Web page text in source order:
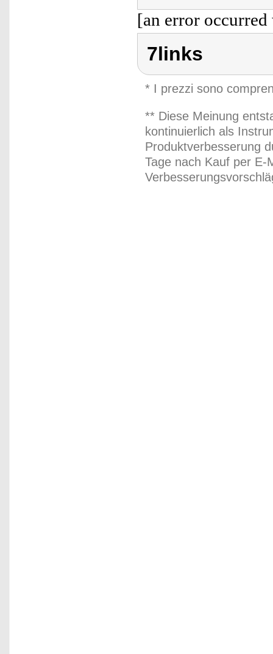
[an error
7links
* I prezzi sono
** Diese Meinung
kontinuierlich als
Produktverbesserung
Tage nach Kauf per E-